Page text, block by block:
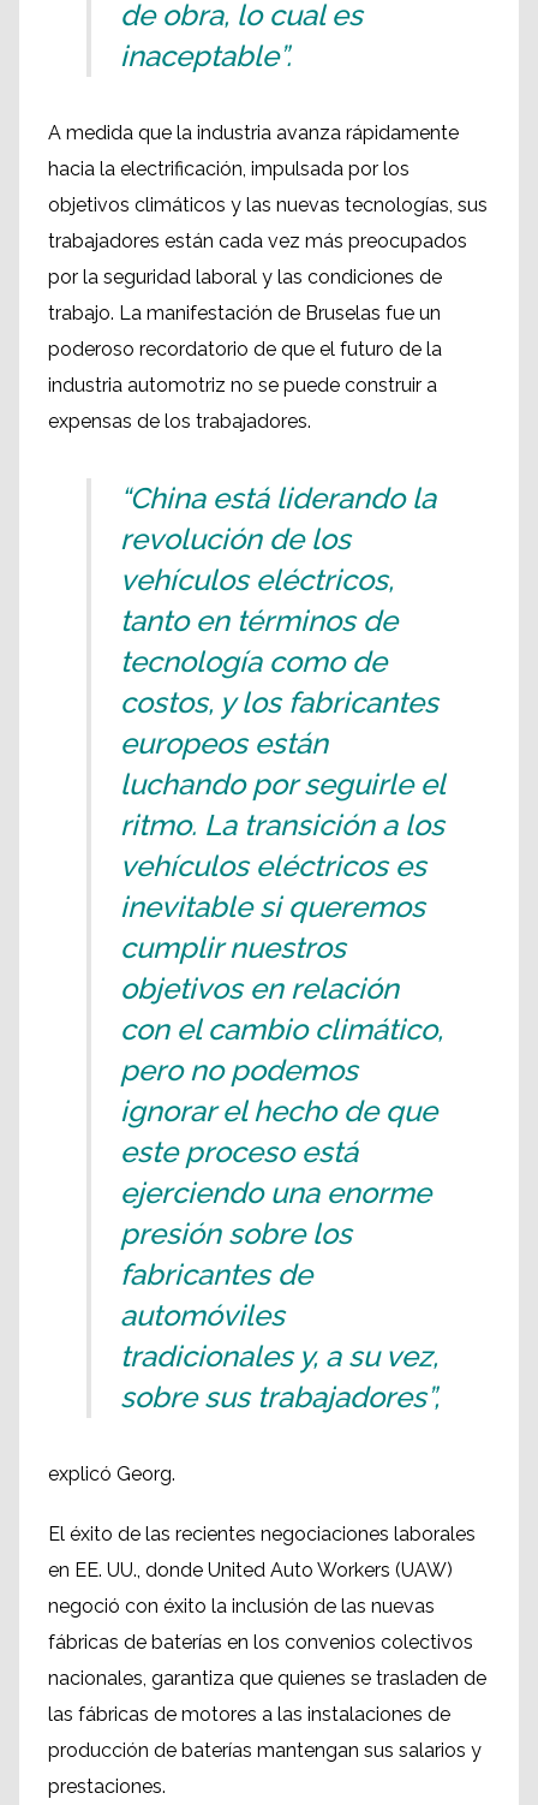
de obra, lo cual es
inaceptable”.
A medida que la industria avanza rápidamente
hacia la electrificación, impulsada por los
objetivos climáticos y las nuevas tecnologías, sus
trabajadores están cada vez más preocupados
por la seguridad laboral y las condiciones de
trabajo. La manifestación de Bruselas fue un
poderoso recordatorio de que el futuro de la
industria automotriz no se puede construir a
expensas de los trabajadores.
“China está liderando la
revolución de los
vehículos eléctricos,
tanto en términos de
tecnología como de
costos, y los fabricantes
europeos están
luchando por seguirle el
ritmo. La transición a los
vehículos eléctricos es
inevitable si queremos
cumplir nuestros
objetivos en relación
con el cambio climático,
pero no podemos
ignorar el hecho de que
este proceso está
ejerciendo una enorme
presión sobre los
fabricantes de
automóviles
tradicionales y, a su vez,
sobre sus trabajadores”,
explicó Georg.
El éxito de las recientes negociaciones laborales
en EE. UU., donde United Auto Workers (UAW)
negoció con éxito la inclusión de las nuevas
fábricas de baterías en los convenios colectivos
nacionales, garantiza que quienes se trasladen de
las fábricas de motores a las instalaciones de
producción de baterías mantengan sus salarios y
prestaciones.